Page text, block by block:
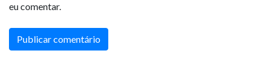
eu comentar.